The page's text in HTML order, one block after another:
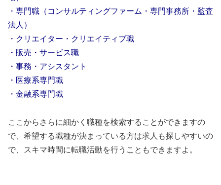
・専門職（コンサルティングファーム・専門事務所・監査
法人）
・クリエイター・クリエイティブ職
・販売・サービス職
・事務・アシスタント
・医療系専門職
・金融系専門職
ここからさらに細かく職種を検索することができますの
で、希望する職種が決まっている方は求人も探しやすいの
で、スキマ時間に転職活動を行うこともできますよ。